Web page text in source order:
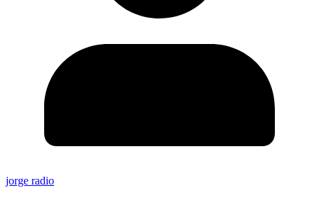
jorge radio